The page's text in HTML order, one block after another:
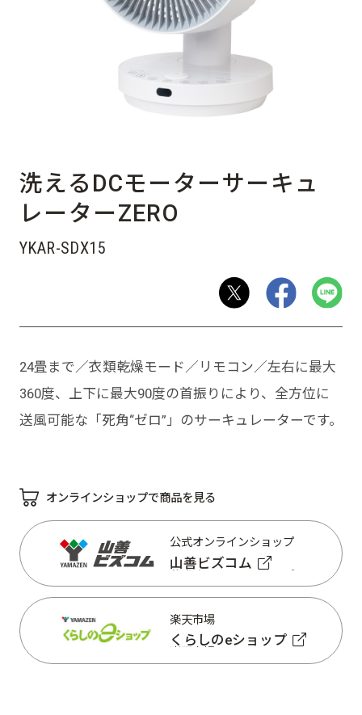
洗えるDCモーターサーキュ
レーターZERO
YKAR-SDX15
24畳まで／衣類乾燥モード／リモコン／左右に最大
360度、上下に最大90度の首振りにより、全方位に
送風可能な「死角“ゼロ”」のサーキュレーターです。
オンラインショップで商品を見る
公式オンラインショップ
山善ビズコム
山善ビズコム
楽天市場
くらしのeショップ